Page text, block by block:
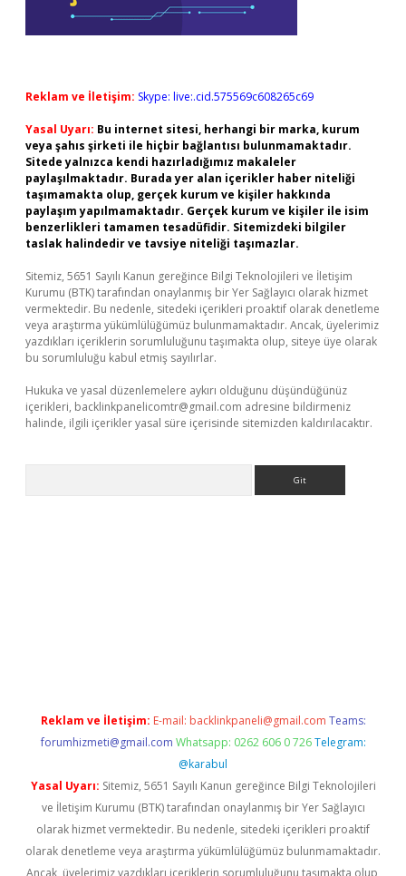
Reklam ve İletişim: Skype: live:.cid.575569c608265c69
Yasal Uyarı: Bu internet sitesi, herhangi bir marka, kurum
veya şahıs şirketi ile hiçbir bağlantısı bulunmamaktadır.
Sitede yalnızca kendi hazırladığımız makaleler
paylaşılmaktadır. Burada yer alan içerikler haber niteliği
taşımamakta olup, gerçek kurum ve kişiler hakkında
paylaşım yapılmamaktadır. Gerçek kurum ve kişiler ile isim
benzerlikleri tamamen tesadüfidir. Sitemizdeki bilgiler
taslak halindedir ve tavsiye niteliği taşımazlar.
Sitemiz, 5651 Sayılı Kanun gereğince Bilgi Teknolojileri ve İletişim
Kurumu (BTK) tarafından onaylanmış bir Yer Sağlayıcı olarak hizmet
vermektedir. Bu nedenle, sitedeki içerikleri proaktif olarak denetleme
veya araştırma yükümlülüğümüz bulunmamaktadır. Ancak, üyelerimiz
yazdıkları içeriklerin sorumluluğunu taşımakta olup, siteye üye olarak
bu sorumluluğu kabul etmiş sayılırlar.
Hukuka ve yasal düzenlemelere aykırı olduğunu düşündüğünüz
içerikleri, backlinkpanelicomtr@gmail.com adresine bildirmeniz
halinde, ilgili içerikler yasal süre içerisinde sitemizden kaldırılacaktır.
Reklam ve İletişim: E-mail: backlinkpaneli@gmail.com Teams:
forumhizmeti@gmail.com Whatsapp: 0262 606 0 726 Telegram:
@karabul
Yasal Uyarı: Sitemiz, 5651 Sayılı Kanun gereğince Bilgi Teknolojileri
ve İletişim Kurumu (BTK) tarafından onaylanmış bir Yer Sağlayıcı
olarak hizmet vermektedir. Bu nedenle, sitedeki içerikleri proaktif
olarak denetleme veya araştırma yükümlülüğümüz bulunmamaktadır.
Ancak, üyelerimiz yazdıkları içeriklerin sorumluluğunu taşımakta olup,